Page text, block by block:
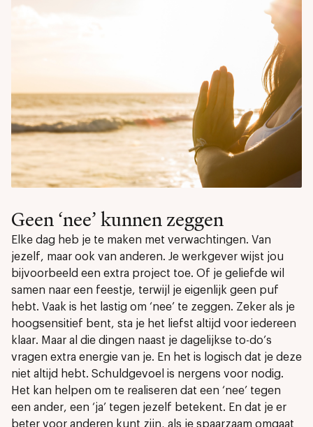
Geen ‘nee’ kunnen zeggen
Elke dag heb je te maken met verwachtingen. Van
jezelf, maar ook van anderen. Je werkgever wijst jou
bijvoorbeeld een extra project toe. Of je geliefde wil
samen naar een feestje, terwijl je eigenlijk geen puf
hebt. Vaak is het lastig om ‘nee’ te zeggen. Zeker als je
hoogsensitief bent, sta je het liefst altijd voor iedereen
klaar. Maar al die dingen naast je dagelijkse to-do’s
vragen extra energie van je. En het is logisch dat je deze
niet altijd hebt. Schuldgevoel is nergens voor nodig.
Het kan helpen om te realiseren dat een ‘nee’ tegen
een ander, een ‘ja’ tegen jezelf betekent. En dat je er
beter voor anderen kunt zijn, als je spaarzaam omgaat